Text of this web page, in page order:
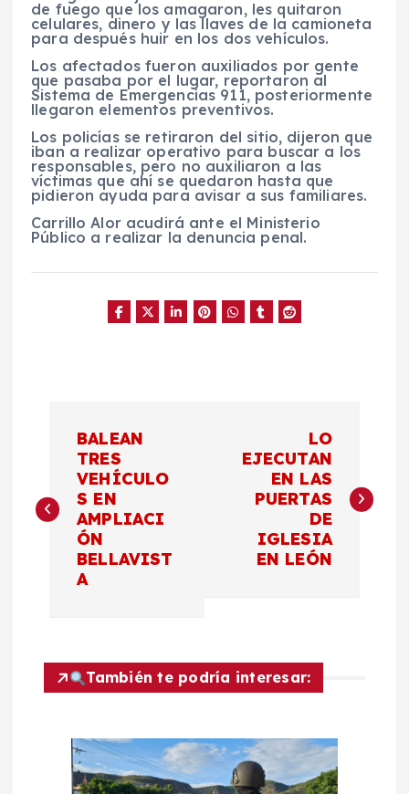
de fuego que los amagaron, les quitaron
celulares, dinero y las llaves de la camioneta
para después huir en los dos vehículos.
Los afectados fueron auxiliados por gente
que pasaba por el lugar, reportaron al
Sistema de Emergencias 911, posteriormente
llegaron elementos preventivos.
Los policías se retiraron del sitio, dijeron que
iban a realizar operativo para buscar a los
responsables, pero no auxiliaron a las
víctimas que ahí se quedaron hasta que
pidieron ayuda para avisar a sus familiares.
Carrillo Alor acudirá ante el Ministerio
Público a realizar la denuncia penal.
v
c
BALEAN
TRES
VEHÍCULO
S EN
AMPLIACI
ÓN
BELLAVIST
A
LO
EJECUTAN
EN LAS
PUERTAS
DE
IGLESIA
EN LEÓN
También te podría interesar: